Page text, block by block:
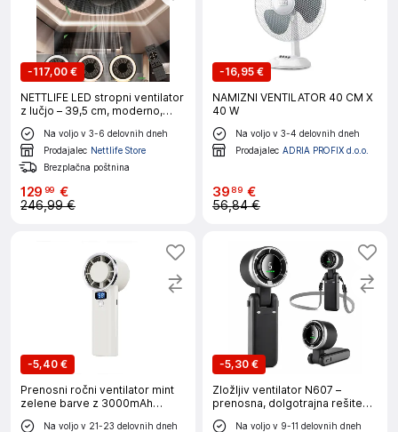
-117,00 €
NETTLIFE LED stropni ventilator
z lučjo – 39,5 cm, moderno,
veliko in tiho, daljinec,
časovnik, 34 W, 3000K–6000K
z možnostjo zatemnitve
Na voljo v 3-6 delovnih dneh
Prodajalec Nettlife Store
Brezplačna poštnina
129 99 €
246,99 €
-16,95 €
NAMIZNI VENTILATOR 40 CM X
40 W
Na voljo v 3-4 delovnih dneh
Prodajalec ADRIA PROFIX d.o.o.
3989 €
56,84 €
-5,40 €
Prenosni ročni ventilator mint
zelene barve z 3000mAh
baterijo in LED White
Na voljo v 21-23 delovnih dneh
-5,30 €
Zložljiv ventilator N607 –
prenosna, dolgotrajna rešitev
hlajenja DarkGrey
Na voljo v 9-11 delovnih dneh